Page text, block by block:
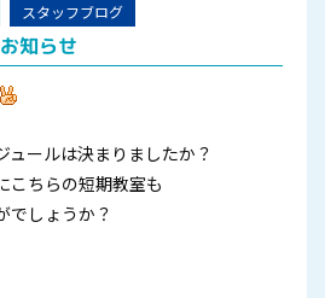
スタッフブログ
知らせ
ュールは決まりましたか？
こちらの短期教室も
でしょうか？